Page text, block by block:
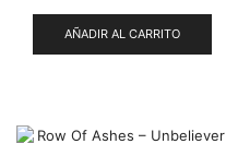
AÑADIR AL CARRITO